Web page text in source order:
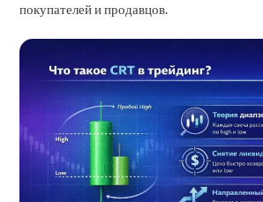
покупателей и продавцов.